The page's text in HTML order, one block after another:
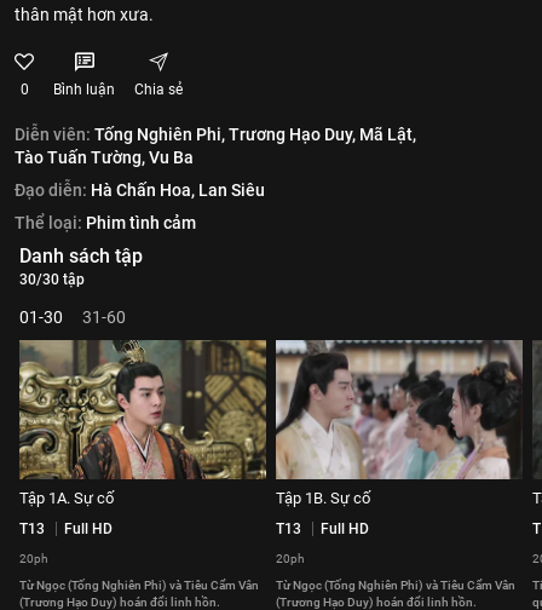
thân mật hơn xưa.
0 Bình luận Chia sẻ
Diễn viên: Tống Nghiên Phi,Trương Hạo Duy, Mã Lật,
Tào Tuấn Tường,Vu Ba
Đạo diễn: Hà Chấn Hoa, Lan Siêu
Thể loại: Phim tình cảm
Danh sách tập
30/30 tập
01-30 31-60
Tập 1A. Sự cố
T13 Full HD
20ph
Từ Ngọc (Tống Nghiên Phi) và Tiêu Cẩm Vân
(Trương Hạo Duy) hoán đổi linh hồn.
Tập 1B. Sự cố
T13 Full HD
20ph
Từ Ngọc (Tống Nghiên Phi) và Tiêu Cẩm Vân
(Trương Hạo Duy) hoán đổi linh hồn.